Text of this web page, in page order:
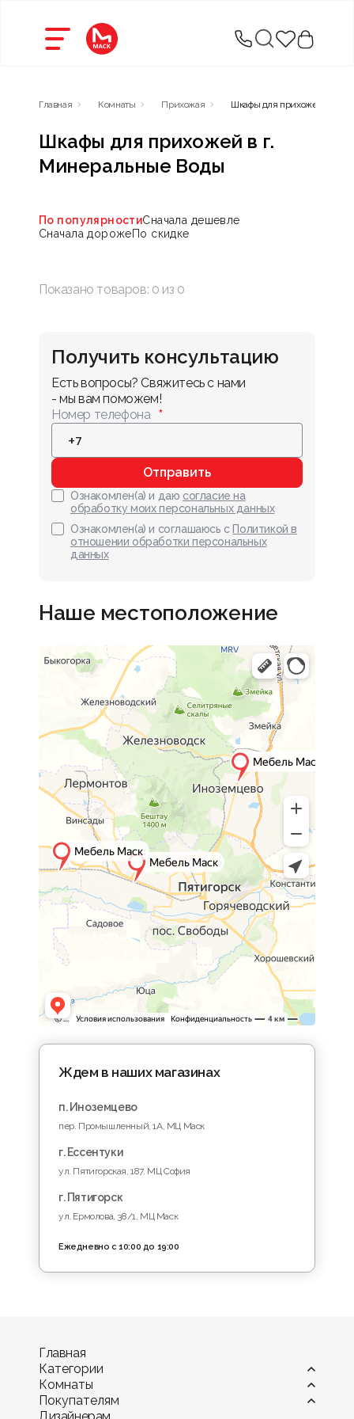
Главная Комнаты Прихожая Шкафы для прихожей
Шкафы для прихожей в г.
Минеральные Воды
По популярностиСначала дешевле
Сначала дорожеПо скидке
Показано товаров: 0 из 0
Получить консультацию
Есть вопросы? Свяжитесь с нами
- мы вам поможем!
Номер телефона
Отправить
Ознакомлен(а) и даю согласие на
обработку моих персональных данных
Ознакомлен(а) и соглашаюсь с Политикой в
отношении обработки персональных
данных
Наше местоположение
Ждем в наших магазинах
п. Иноземцево
пер. Промышленный, 1A, МЦ Маск
г. Ессентуки
ул. Пятигорская, 187, МЦ София
г. Пятигорск
ул. Ермолова, 38/1, МЦ Маск
Ежедневно с 10:00 до 19:00
Главная
Категории
Витрины
Диваны
Комнаты
Гостиная
Покупателям